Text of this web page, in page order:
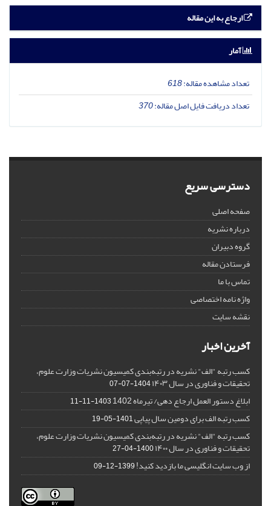
ارجاع به این مقاله
آمار
تعداد مشاهده مقاله:618
تعداد دریافت فایل اصل مقاله:370
دسترسی سریع
صفحه اصلی
درباره نشریه
گروه دبیران
فرستادن مقاله
تماس با ما
واژه نامه اختصاصی
نقشه سایت
آخرین اخبار
کسب رتبه "الف" نشریه در رتبه‌بندی کمیسیون نشریات وزارت علوم،
تحقیقات و فناوری در سال ۱۴۰۳ 1404-07-07
ابلاغ دستور العمل ارجاع دهی/ تیرماه 1402 1403-11-11
کسب رتبه الف برای دومین سال پیاپی1401-05-19
کسب رتبه "الف" نشریه در رتبه‌بندی کمیسیون نشریات وزارت علوم،
تحقیقات و فناوری در سال ۱۴۰۰ 1400-04-27
از وب سایت انگلیسی ما بازدید کنید!1399-12-09